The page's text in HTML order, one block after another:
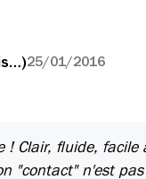
25/01/2016
! Clair, fluide,
"contact" n'est